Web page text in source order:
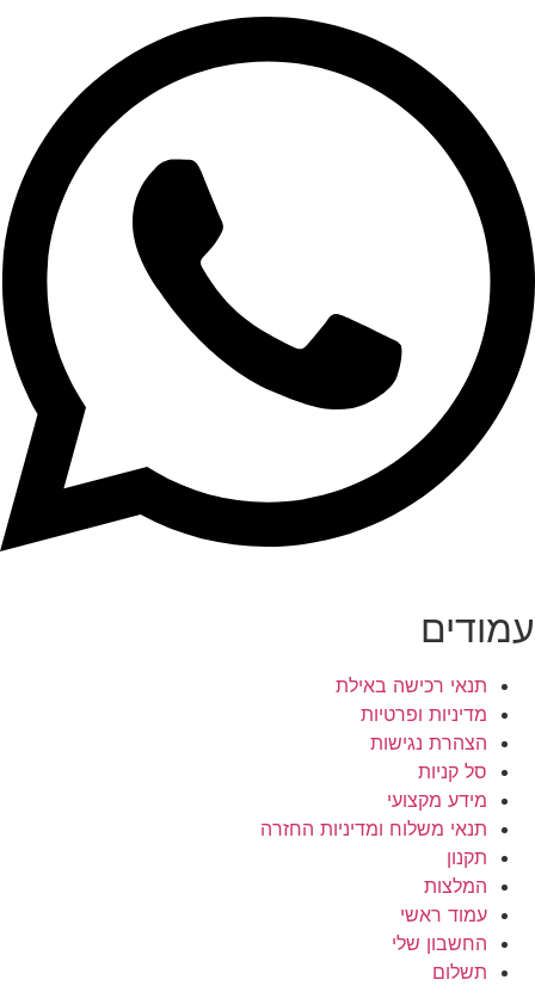
עמודים
תנאי רכישה באילת
מדיניות ופרטיות
הצהרת נגישות
סל קניות
מידע מקצועי
תנאי משלוח ומדיניות החזרה
תקנון
המלצות
עמוד ראשי
החשבון שלי
תשלום